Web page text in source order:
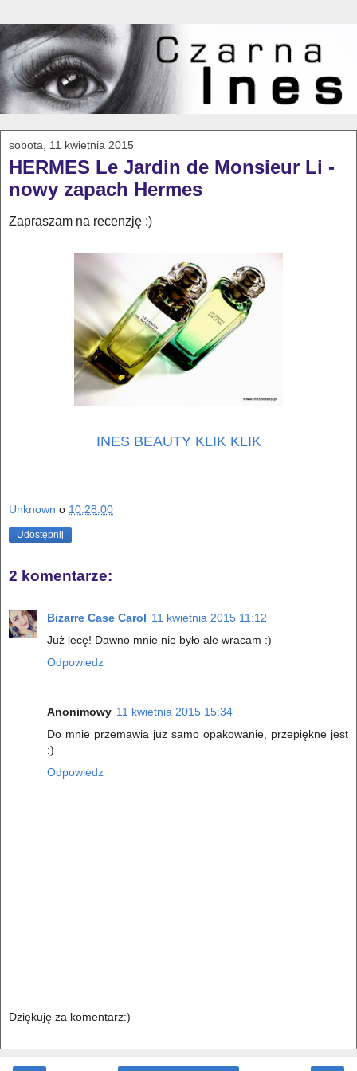
sobota, 11 kwietnia 2015
HERMES Le Jardin de Monsieur Li -
nowy zapach Hermes
Zapraszam na recenzję :)
INES BEAUTY KLIK KLIK
Unknown o 10:28:00
Udostępnij
2 komentarze:
Bizarre Case Carol 11 kwietnia 2015 11:12
Już lecę! Dawno mnie nie było ale wracam :)
Odpowiedz
Anonimowy 11 kwietnia 2015 15:34
Do mnie przemawia juz samo opakowanie, przepiękne jest
:)
Odpowiedz
Dziękuję za komentarz:)